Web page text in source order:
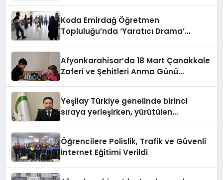
Koda Emirdağ Öğretmen
Topluluğu’nda ‘Yaratıcı Drama’
Afyonkarahisar’da 18 Mart Çanakkale
Zaferi ve Şehitleri Anma Günü
Yeşilay Türkiye genelinde birinci
sıraya yerleşirken, yürütülen
Öğrencilere Polislik, Trafik ve Güvenli
İnternet Eğitimi Verildi